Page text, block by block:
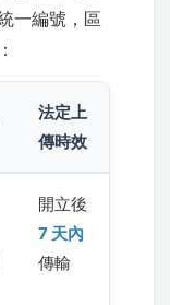
一編號，區
法定上
傳時效
開立後
7 天內
傳輸